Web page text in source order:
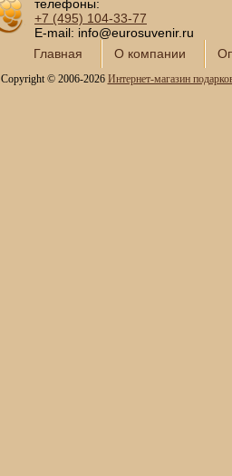
телефоны:
+7 (495) 104-33-77
E-mail: info@eurosuvenir.ru
Главная
О компании
Copyright © 2006-2026 Интернет-магазин